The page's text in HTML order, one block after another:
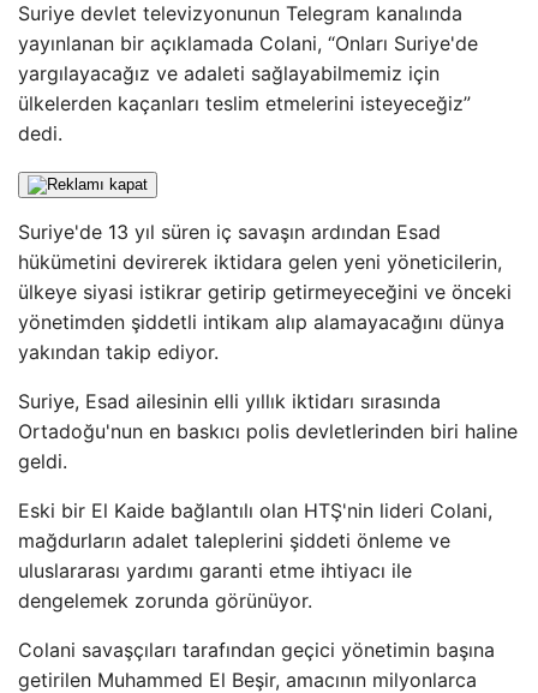
Suriye devlet televizyonunun Telegram kanalında
yayınlanan bir açıklamada Colani, “Onları Suriye'de
yargılayacağız ve adaleti sağlayabilmemiz için
ülkelerden kaçanları teslim etmelerini isteyeceğiz”
dedi.
Suriye'de 13 yıl süren iç savaşın ardından Esad
hükümetini devirerek iktidara gelen yeni yöneticilerin,
ülkeye siyasi istikrar getirip getirmeyeceğini ve önceki
yönetimden şiddetli intikam alıp alamayacağını dünya
yakından takip ediyor.
Suriye, Esad ailesinin elli yıllık iktidarı sırasında
Ortadoğu'nun en baskıcı polis devletlerinden biri haline
geldi.
Eski bir El Kaide bağlantılı olan HTŞ'nin lideri Colani,
mağdurların adalet taleplerini şiddeti önleme ve
uluslararası yardımı garanti etme ihtiyacı ile
dengelemek zorunda görünüyor.
Colani savaşçıları tarafından geçici yönetimin başına
getirilen Muhammed El Beşir, amacının milyonlarca